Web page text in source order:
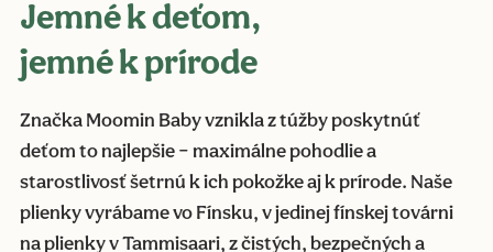
Jemné k deťom,
jemné k prírode
Značka Moomin Baby vznikla z túžby poskytnúť
deťom to najlepšie – maximálne pohodlie a
starostlivosť šetrnú k ich pokožke aj k prírode. Naše
plienky vyrábame vo Fínsku, v jedinej fínskej továrni
na plienky v Tammisaari, z čistých, bezpečných a